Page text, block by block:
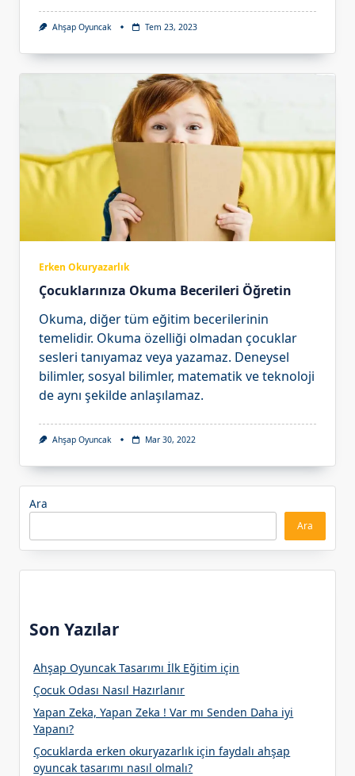
Ahşap Oyuncak Tem 23, 2023
Erken Okuryazarlık
Çocuklarınıza Okuma Becerileri Öğretin
Okuma, diğer tüm eğitim becerilerinin
temelidir. Okuma özelliği olmadan çocuklar
sesleri tanıyamaz veya yazamaz. Deneysel
bilimler, sosyal bilimler, matematik ve teknoloji
de aynı şekilde anlaşılamaz.
Ahşap Oyuncak Mar 30, 2022
Ara
Ara
Son Yazılar
Ahşap Oyuncak Tasarımı İlk Eğitim için
Çocuk Odası Nasıl Hazırlanır
Yapan Zeka, Yapan Zeka ! Var mı Senden Daha iyi
Yapanı?
Çocuklarda erken okuryazarlık için faydalı ahşap
oyuncak tasarımı nasıl olmalı?